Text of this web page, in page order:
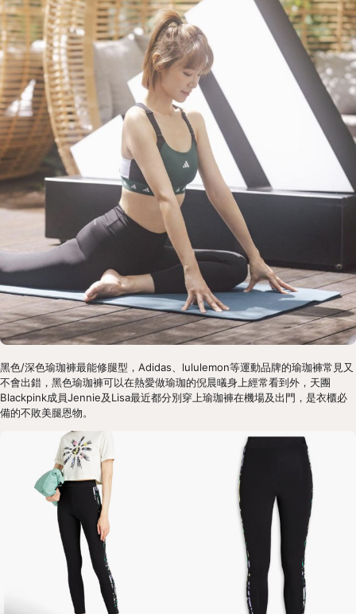
黑色/深色瑜珈褲最能修腿型，Adidas、lululemon等運動品牌的瑜珈褲常見又
不會出錯，黑色瑜珈褲可以在熱愛做瑜珈的倪晨㬢身上經常看到外，天團
Blackpink成員Jennie及Lisa最近都分別穿上瑜珈褲在機場及出門，是衣櫃必
備的不敗美腿恩物。